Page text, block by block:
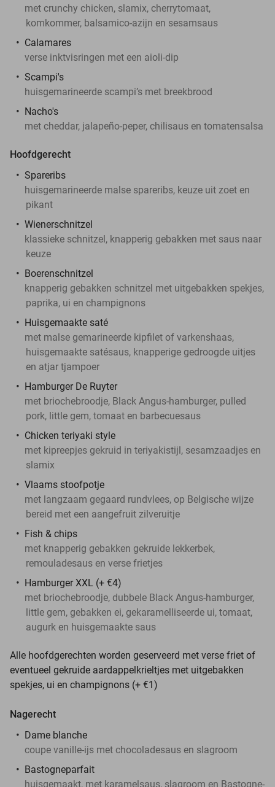
met crunchy chicken, slamix, cherrytomaat,
komkommer, balsamico-azijn en sesamsaus
Calamares
verse inktvisringen met een aioli-dip
Scampi's
huisgemarineerde scampi’s met breekbrood
Nacho's
met cheddar, jalapeño-peper, chilisaus en tomatensalsa
Hoofdgerecht
Spareribs
huisgemarineerde malse spareribs, keuze uit zoet en
pikant
Wienerschnitzel
klassieke schnitzel, knapperig gebakken met saus naar
keuze
Boerenschnitzel
knapperig gebakken schnitzel met uitgebakken spekjes,
paprika, ui en champignons
Huisgemaakte saté
met malse gemarineerde kipfilet of varkenshaas,
huisgemaakte satésaus, knapperige gedroogde uitjes
en atjar tjampoer
Hamburger De Ruyter
met briochebroodje, Black Angus-hamburger, pulled
pork, little gem, tomaat en barbecuesaus
Chicken teriyaki style
met kipreepjes gekruid in teriyakistijl, sesamzaadjes en
slamix
Vlaams stoofpotje
met langzaam gegaard rundvlees, op Belgische wijze
bereid met een aangefruit zilveruitje
Fish & chips
met knapperig gebakken gekruide lekkerbek,
remouladesaus en verse frietjes
Hamburger XXL (+ €4)
met briochebroodje, dubbele Black Angus-hamburger,
little gem, gebakken ei, gekaramelliseerde ui, tomaat,
augurk en huisgemaakte saus
Alle hoofdgerechten worden geserveerd met verse friet of
eventueel gekruide aardappelkrieltjes met uitgebakken
spekjes, ui en champignons (+ €1)
Nagerecht
Dame blanche
coupe vanille-ijs met chocoladesaus en slagroom
Bastogneparfait
huisgemaakt, met karamelsaus, slagroom en Bastogne-